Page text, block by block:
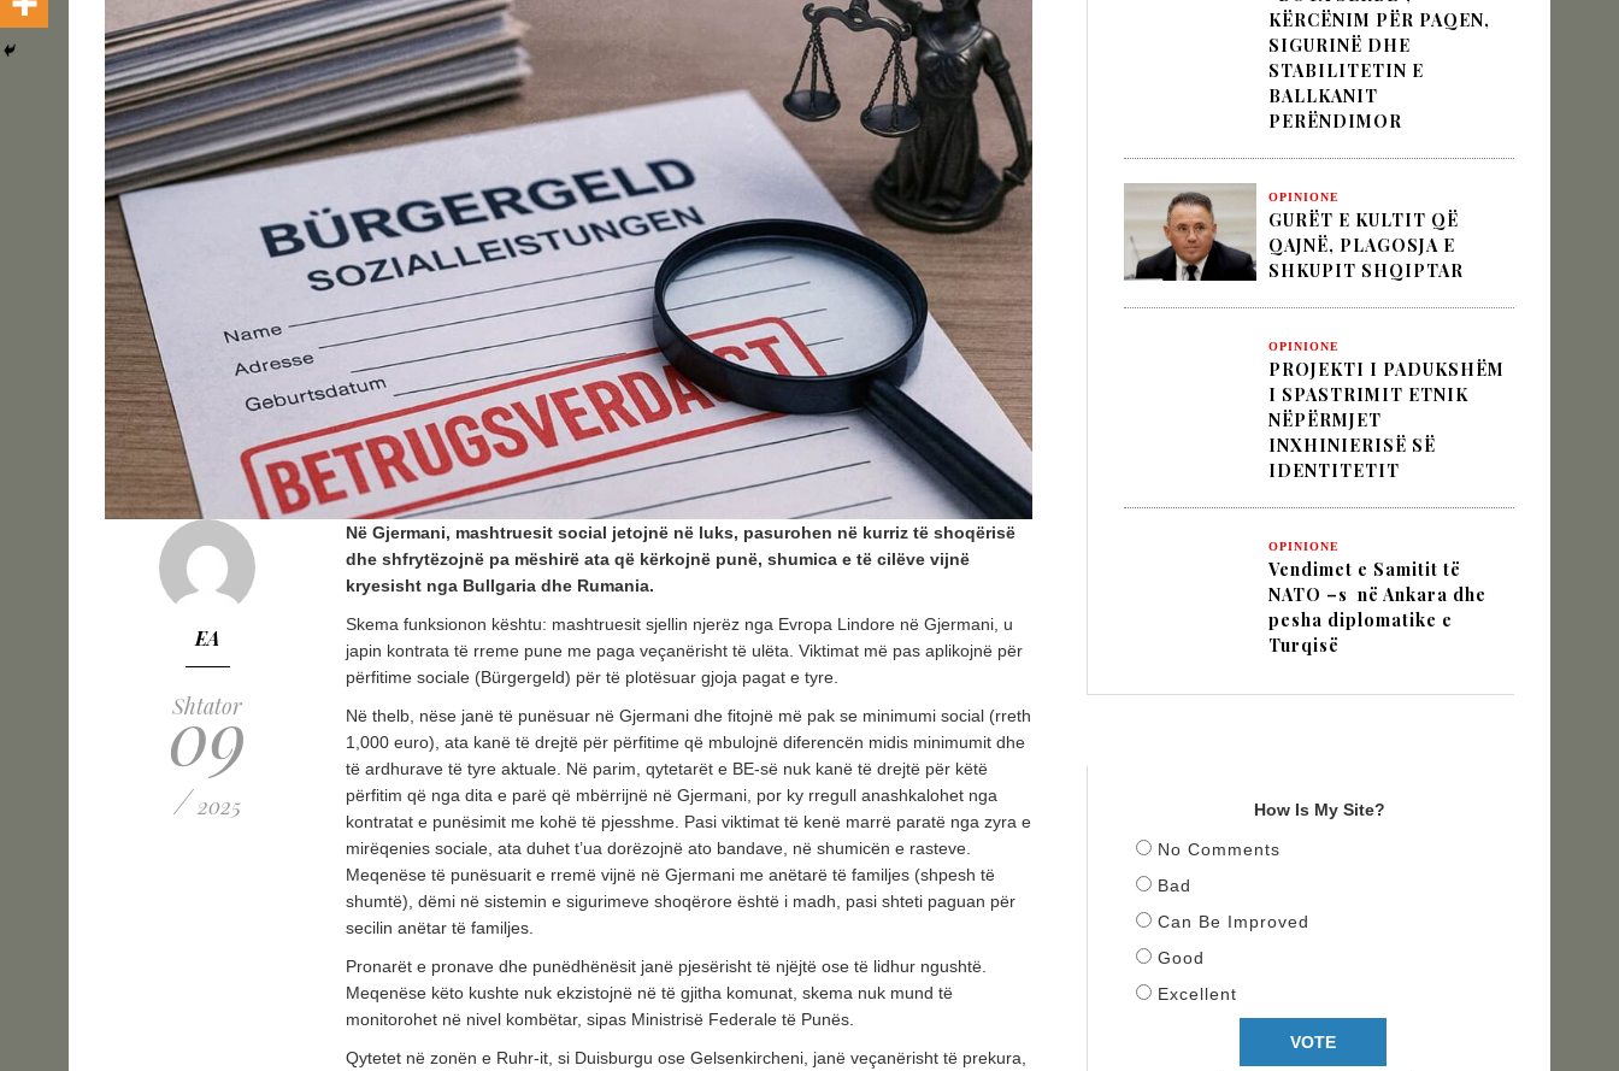
Vendimet e Samitit të NATO –s në Ankara dhe pesha diplomatike e Turqisë
OPINIONE
Një shekull diplomaci shqiptare, kujtesë dhe vizion
POSTED ON: 03/08/2026
EA
Shtator
09
/ 2025
Në Gjermani, mashtruesit social jetojnë në luks, pasurohen në kurriz të shoqërisë
dhe shfrytëzojnë pa mëshirë ata që kërkojnë punë, shumica e të cilëve vijnë
kryesisht nga Bullgaria dhe Rumania.
Skema funksionon kështu: mashtruesit sjellin njerëz nga Evropa Lindore në Gjermani, u
japin kontrata të rreme pune me paga veçanërisht të ulëta. Viktimat më pas aplikojnë për
përfitime sociale (Bürgergeld) për të plotësuar gjoja pagat e tyre.
Në thelb, nëse janë të punësuar në Gjermani dhe fitojnë më pak se minimumi social (rreth
1,000 euro), ata kanë të drejtë për përfitime që mbulojnë diferencën midis minimumit dhe
të ardhurave të tyre aktuale. Në parim, qytetarët e BE-së nuk kanë të drejtë për këtë
përfitim që nga dita e parë që mbërrijnë në Gjermani, por ky rregull anashkalohet nga
kontratat e punësimit me kohë të pjesshme. Pasi viktimat të kenë marrë paratë nga zyra e
mirëqenies sociale, ata duhet t’ua dorëzojnë ato bandave, në shumicën e rasteve.
Meqenëse të punësuarit e rremë vijnë në Gjermani me anëtarë të familjes (shpesh të
shumtë), dëmi në sistemin e sigurimeve shoqërore është i madh, pasi shteti paguan për
secilin anëtar të familjes.
Pronarët e pronave dhe punëdhënësit janë pjesërisht të njëjtë ose të lidhur ngushtë.
Meqenëse këto kushte nuk ekzistojnë në të gjitha komunat, skema nuk mund të
monitorohet në nivel kombëtar, sipas Ministrisë Federale të Punës.
Qytetet në zonën e Ruhr-it, si Duisburgu ose Gelsenkircheni, janë veçanërisht të prekura,
KËRCËNIM PËR PAQEN,
SIGURINË DHE
STABILITETIN E
BALLKANIT
PERËNDIMOR
OPINIONE
GURËT E KULTIT QË
QAJNË, PLAGOSJA E
SHKUPIT SHQIPTAR
OPINIONE
PROJEKTI I PADUKSHËM
I SPASTRIMIT ETNIK
NËPËRMJET
INXHINIERISË SË
IDENTITETIT
OPINIONE
Vendimet e Samitit të
NATO –s në Ankara dhe
pesha diplomatike e
Turqisë
How Is My Site?
No Comments
Bad
Can Be Improved
Good
Excellent